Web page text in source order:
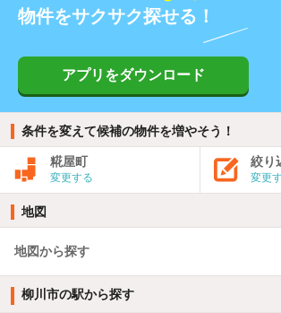
物件をサクサク探せる！
アプリをダウンロード
条件を変えて候補の物件を増やそう！
糀屋町
変更する
絞り
変更
地図
地図から探す
柳川市の駅から探す